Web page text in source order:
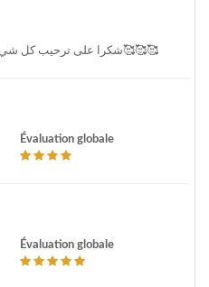
شكرا على ترحيب كل شيء رائع شكرا بزاف اتمنا لكم توفيق🥰🥰🥰
Évaluation globale
Évaluation globale